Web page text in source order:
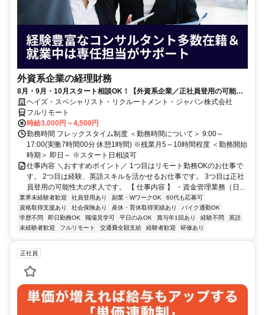
外資系企業の経理財務
8月・9月・10月スタート相談OK！【外資系企業／正社員登用の可能性
大／700万～800万／リモート勤務OK】経理財務
ヘイズ・スペシャリスト・リクルートメント・ジャパン株式会社
フルリモート
時給3,000円～4,500円
勤務時間 フレックスタイム制度 ＜勤務時間について＞ 9:00～
17:00(実働7時間00分 休憩1時間) ※残業月5～10時間程度 ＜勤務開始
時期＞ 即日～ ※スタート日相談可
仕事内容 ＼おすすめポイント／ 1つ目はリモート勤務OKのお仕事で
す。 2つ目は経験、英語スキルを活かせるお仕事です。 3つ目は正社
員登用の可能性大の求人です。 【 仕事内容 】 ・資金管理業務（日...
業界未経験者歓迎 社員登用あり 副業・WワークOK
60代も応募可
資格取得支援あり
社会保険あり 産休・育休取得実績あり
バイク通勤OK
学歴不問
即日勤務OK 職場見学可 平日のみOK 賞与年1回あり 経験不問
英語
未経験者歓迎
フルリモート 交通費全額支給 経験者歓迎 研修あり
正社員